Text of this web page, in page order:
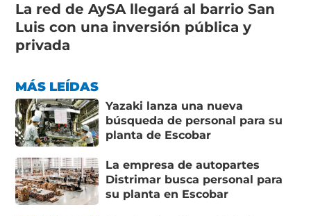
La red de AySA llegará al barrio San
Luis con una inversión pública y
privada
MÁS LEÍDAS
Yazaki lanza una nueva
búsqueda de personal para su
planta de Escobar
La empresa de autopartes
Distrimar busca personal para
su planta en Escobar